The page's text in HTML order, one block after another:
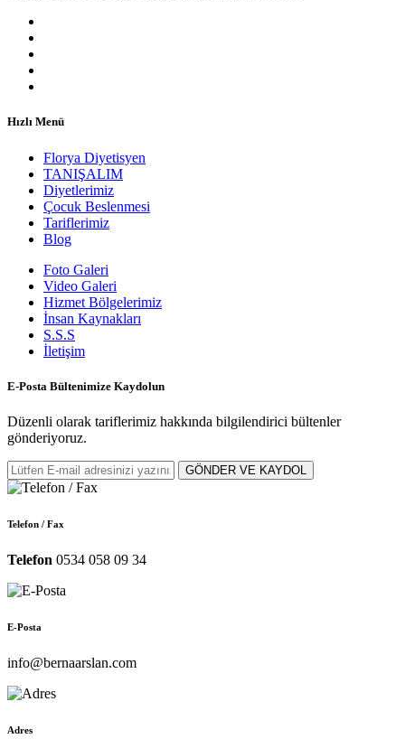
Hızlı Menü
Florya Diyetisyen
TANIŞALIM
Diyetlerimiz
Çocuk Beslenmesi
Tariflerimiz
Blog
Foto Galeri
Video Galeri
Hizmet Bölgelerimiz
İnsan Kaynakları
S.S.S
İletişim
E-Posta Bültenimize Kaydolun
Düzenli olarak tariflerimiz hakkında bilgilendirici bültenler
gönderiyoruz.
GÖNDER VE KAYDOL
Telefon / Fax
Telefon 0534 058 09 34
E-Posta
info@bernaarslan.com
Adres